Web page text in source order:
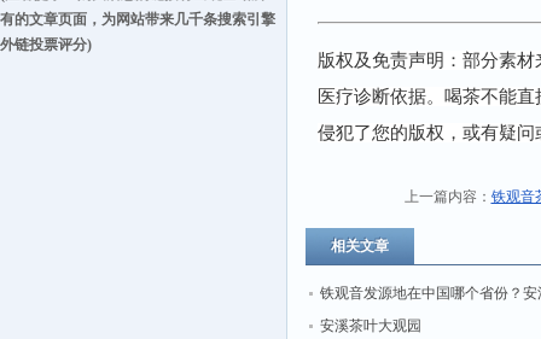
有的文章页面，为网站带来几千条搜索引擎
外链投票评分)
版权及免责声明：部分素
医疗诊断依据。喝茶不能
侵犯了您的版权，或有疑
上一篇内容： 铁观音
相关文章
铁观音发源地在中国哪个省份？安
镇铁观音发源地吗
安溪茶叶大观园